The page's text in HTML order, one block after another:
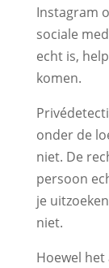
Instagram
sociale
echt is,
komen.
onder de
niet. De
persoon
je
niet.
Hoewel